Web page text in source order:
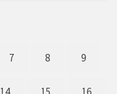
7 8 9